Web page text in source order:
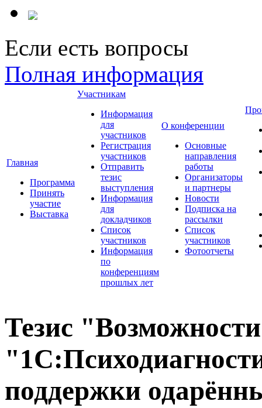
Если есть вопросы
Полная информация
Главная
Программа
Принять
участие
Выставка
Участникам
Информация
для
участников
Регистрация
участников
Отправить
тезис
выступления
Информация
для
докладчиков
Список
участников
Информация
по
конференциям
прошлых лет
О конференции
Основные
направления
работы
Организаторы
и партнеры
Новости
Подписка на
рассылки
Список
участников
Фотоотчеты
Тезис
поддержки